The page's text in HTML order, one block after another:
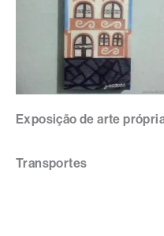
Exposição de arte
Transportes